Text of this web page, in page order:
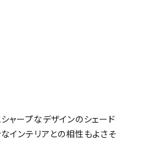
ャープなデザインのシェード
インテリアとの相性もよさそ